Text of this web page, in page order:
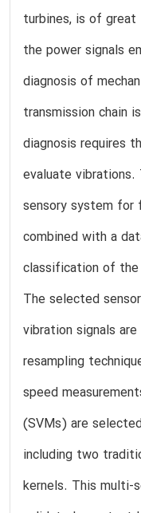
turbines, is of
the power signals
diagnosis of
transmission chain
diagnosis requires
evaluate
sensory system for
combined with a
classification of
The selected
vibration signals
resampling
speed
(SVMs) are
including two
kernels. This multi-